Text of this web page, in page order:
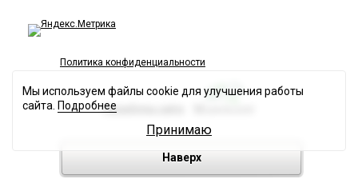
Политика конфиденциальности
Разработка сайта
Наверх
Мы используем файлы cookie для улучшения работы
сайта. Подробнее
Принимаю